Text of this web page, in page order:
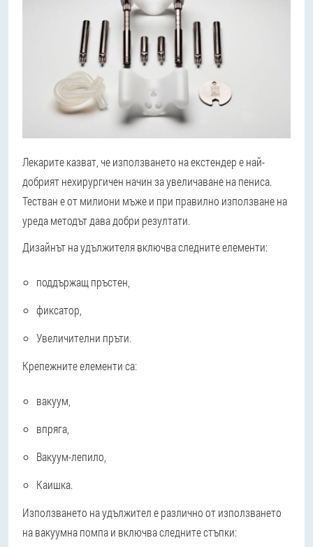
Лекарите казват, че използването на екстендер е най-
добрият нехирургичен начин за увеличаване на пениса.
Тестван е от милиони мъже и при правилно използване на
уреда методът дава добри резултати.
Дизайнът на удължителя включва следните елементи:
поддържащ пръстен,
фиксатор,
Увеличителни пръти.
Крепежните елементи са:
вакуум,
впряга,
Вакуум-лепило,
Каишка.
Използването на удължител е различно от използването
на вакуумна помпа и включва следните стъпки: